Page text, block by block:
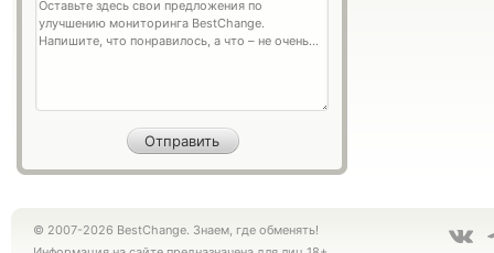
© 2007-2026 BestChange. Знаем, где обменять!